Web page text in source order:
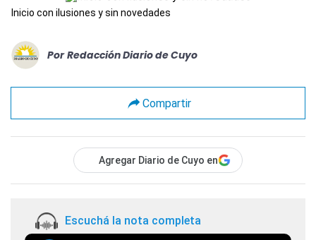
Inicio con ilusiones y sin novedades
Por Redacción Diario de Cuyo
Compartir
Agregar Diario de Cuyo en
Escuchá la nota completa